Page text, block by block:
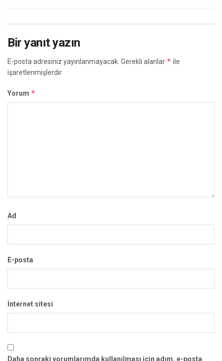
Bir yanıt yazın
E-posta adresiniz yayınlanmayacak. Gerekli alanlar * ile
işaretlenmişlerdir
Yorum *
Ad
E-posta
İnternet sitesi
Daha sonraki yorumlarımda kullanılması için adım, e-posta